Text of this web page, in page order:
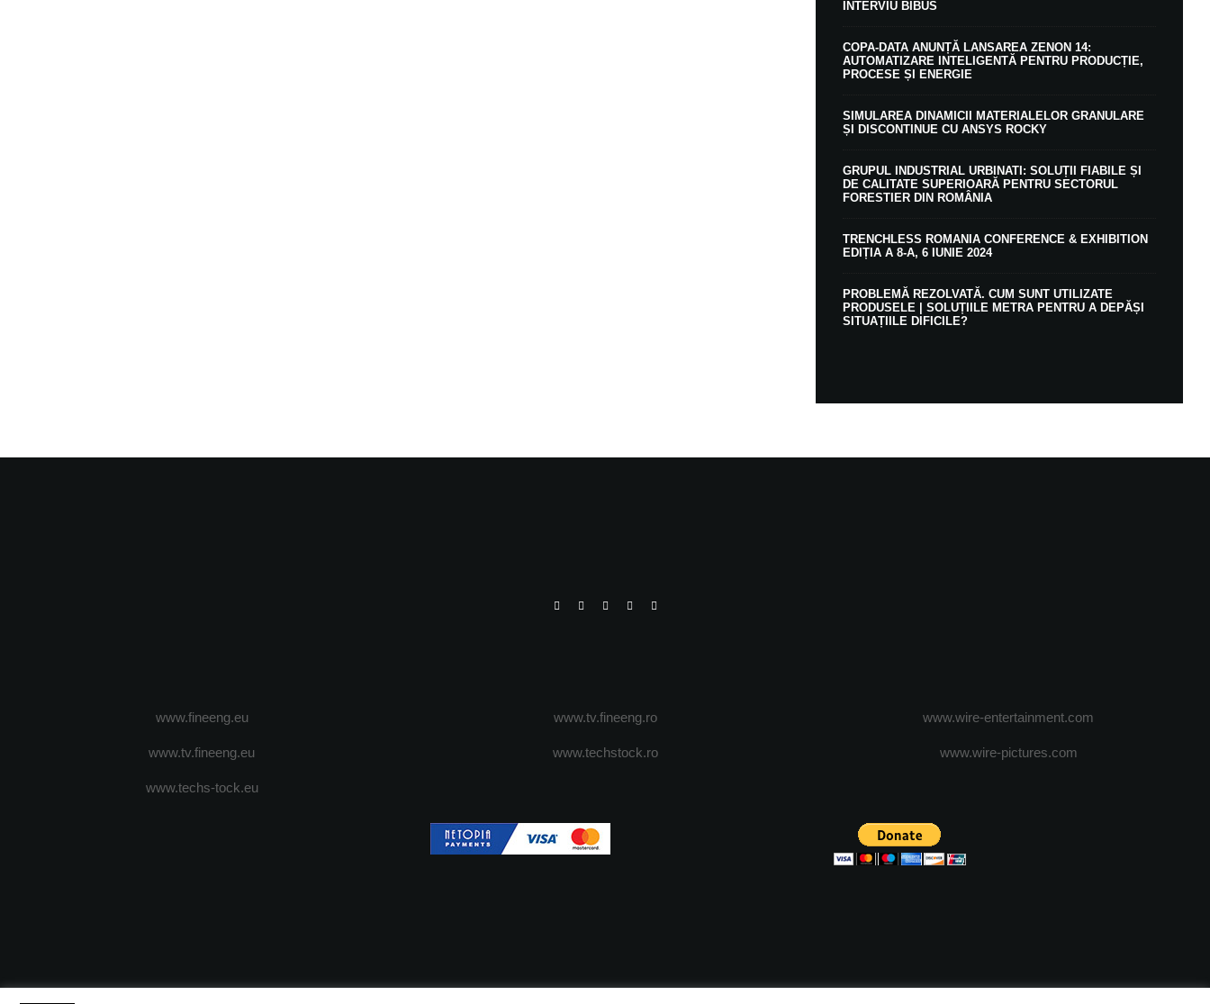
INTERVIU BIBUS
COPA-DATA ANUNȚĂ LANSAREA ZENON 14:
AUTOMATIZARE INTELIGENTĂ PENTRU PRODUCȚIE,
PROCESE ȘI ENERGIE
SIMULAREA DINAMICII MATERIALELOR GRANULARE
ȘI DISCONTINUE CU ANSYS ROCKY
GRUPUL INDUSTRIAL URBINATI: SOLUȚII FIABILE ȘI
DE CALITATE SUPERIOARĂ PENTRU SECTORUL
FORESTIER DIN ROMÂNIA
TRENCHLESS ROMANIA CONFERENCE & EXHIBITION
EDIȚIA A 8-A, 6 IUNIE 2024
PROBLEMĂ REZOLVATĂ. CUM SUNT UTILIZATE
PRODUSELE | SOLUȚIILE METRA PENTRU A DEPĂȘI
SITUAȚIILE DIFICILE?
www.fineeng.eu
www.tv.fineeng.eu
www.techs-tock.eu
www.tv.fineeng.ro
www.techstock.ro
www.wire-entertainment.com
www.wire-pictures.com